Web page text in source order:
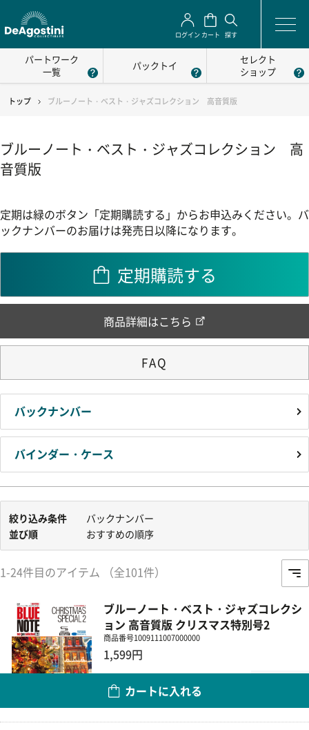
ログイン カート 探す
パートワーク
一覧
パックトイ
セレクト
ショップ
トップ ブルーノート・ベスト・ジャズコレクション 高音質版
ブルーノート・ベスト・ジャズコレクション 高
音質版
バックナンバー
バインダー・ケース
定期は緑のボタン「定期購読する」からお申込みください。バ
ックナンバーのお届けは発売日以降になります。
定期購読する
商品詳細はこちら
FAQ
絞り込み条件
バックナンバー
並び順
おすすめの順序
1-24件目のアイテム （全101件）
ブルーノート・ベスト・ジャズコレクシ
ョン 高音質版 クリスマス特別号2
商品番号1009111007000000
1,599円
カートに入れる